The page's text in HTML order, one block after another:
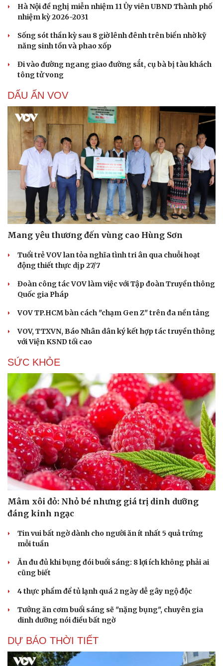
Hà Nội đề nghị miễn nhiệm 11 Ủy viên UBND Thành phố
nhiệm kỳ 2026-2031
Sống sót thần kỳ sau 8 giờ lênh đênh trên biển nhờ kỹ
năng sinh tồn và phao xốp
Đi vào đường ngang giao đường sắt, cụ bà bị tàu khách
tông tử vong
DẤU ẤN VOV
Mang yêu thương đến vùng cao Hùng Sơn
Tuổi trẻ VOV lan tỏa nghĩa tình tri ân qua chuỗi hoạt
động thiết thực dịp 27/7
Đoàn công tác VOV làm việc với Tập đoàn Truyền thông
Quốc gia Pháp
VOV TP.HCM bàn cách "chạm Gen Z" trên đa nền tảng
VOV, TTXVN, Báo Nhân dân ký kết hợp tác truyền thông
với Viện KSND tối cao
SỨC KHỎE
Mâm xôi đỏ: Nhỏ bé nhưng giá trị dinh dưỡng
đáng kinh ngạc
Tin vui bất ngờ dành cho người ăn ít nhất 5 quả trứng
mỗi tuần
Ăn đu đủ khi bụng đói buổi sáng: 8 lợi ích không phải ai
cũng biết
4 thực phẩm để tủ lạnh quá 2 ngày dễ gây ngộ độc
Tưởng ăn cơm buổi sáng sẽ "nặng bụng", chuyên gia
dinh dưỡng nói điều bất ngờ
DỰ BÁO THỜI TIẾT